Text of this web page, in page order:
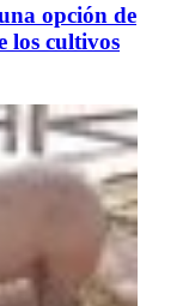
opción de
los cultivos